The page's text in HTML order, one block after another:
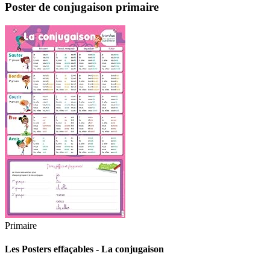
Poster de conjugaison primaire
Primaire
Les Posters effaçables - La conjugaison